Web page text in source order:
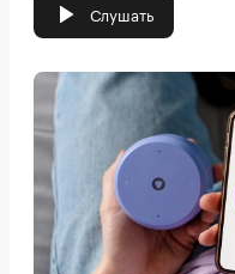
Слушать